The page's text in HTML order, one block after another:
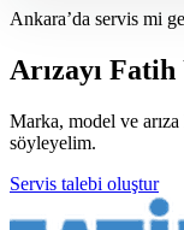
Ankara’da servis mi
Arızayı Fatih
Marka, model ve arıza
söyleyelim.
Servis talebi oluştur